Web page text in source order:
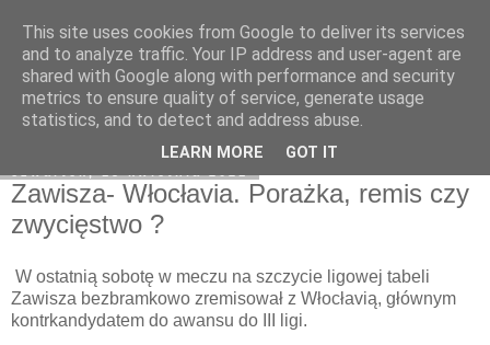
Zawisza1946.pl
Zawisza- Włocłavia. Porażka, remis czy
zwycięstwo ?
W ostatnią sobotę w meczu na szczycie ligowej tabeli
Zawisza bezbramkowo zremisował z Włocłavią, głównym
kontrkandydatem do awansu do III ligi.
This site uses cookies from Google to deliver its services
and to analyze traffic. Your IP address and user-agent are
shared with Google along with performance and security
metrics to ensure quality of service, generate usage
statistics, and to detect and address abuse.
LEARN MORE GOT IT